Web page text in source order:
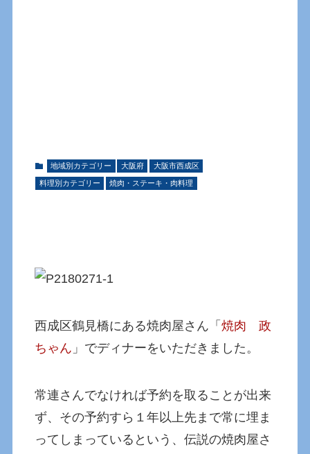
地域別カテゴリー 大阪府 大阪市西成区
料理別カテゴリー 焼肉・ステーキ・肉料理
西成区鶴見橋にある焼肉屋さん「焼肉 政
ちゃん 」でディナーをいただきました。
常連さんでなければ予約を取ることが出来
ず、その予約すら１年以上先まで常に埋ま
ってしまっているという、伝説の焼肉屋さ